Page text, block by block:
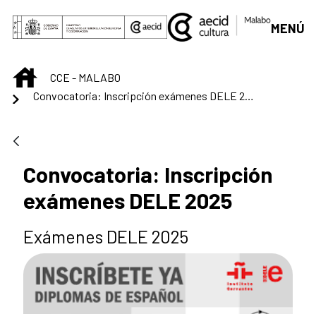
Saltar al contenido principal
MENÚ
INICIOCCE - MALABO
Convocatoria: Inscripción exámenes DELE 2025
Convocatoria: Inscripción
exámenes DELE 2025
Exámenes DELE 2025